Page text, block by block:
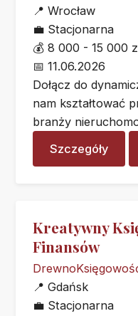
📍 Wrocław
💼 Stacjonarna
💰 8 000 - 15 000
📅 11.06.2026
Dołącz do
nam kształtować
branży
Szczegóły
Kreatywny
Finansów
📍 Gdańsk
💼 Stacjonarna